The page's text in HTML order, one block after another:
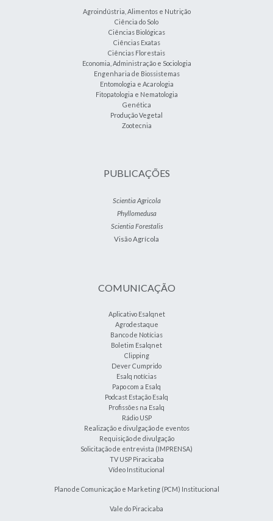
Agroindústria, Alimentos e Nutrição
Ciência do Solo
Ciências Biológicas
Ciências Exatas
Ciências Florestais
Economia, Administração e Sociologia
Engenharia de Biossistemas
Entomologia e Acarologia
Fitopatologia e Nematologia
Genética
Produção Vegetal
Zootecnia
PUBLICAÇÕES
Scientia Agricola
Phyllomedusa
Scientia Forestalis
Visão Agrícola
COMUNICAÇÃO
Aplicativo Esalqnet
Agrodestaque
Banco de Notícias
Boletim Esalqnet
Clipping
Dever Cumprido
Esalq notícias
Papo com a Esalq
Podcast Estação Esalq
Profissões na Esalq
Rádio USP
Realização e divulgação de eventos
Requisição de divulgação
Solicitação de entrevista (IMPRENSA)
TV USP Piracicaba
Vídeo Institucional
Plano de Comunicação e Marketing (PCM) Institucional
Vale do Piracicaba